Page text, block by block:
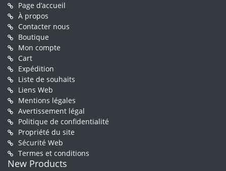
Page d’accueil
À propos
Contacter nous
Boutique
Mon compte
Cart
Expédition
Liste de souhaits
Liens Web
Mentions légales
Avertissement légal
Politique de confidentialité
Propriété du site
Sécurité Web
Termes et conditions
New Products